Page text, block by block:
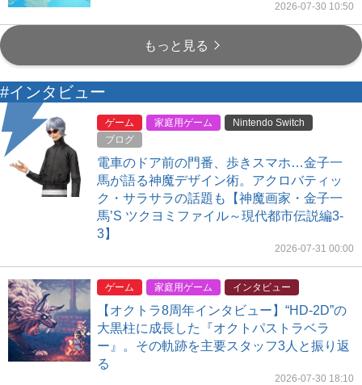
2026-07-30 10:50
もっと見る
#インタビュー
ゲーム 家庭用ゲーム
Nintendo Switch
ブログ
電車のドア前の門番、歩きスマホ…金子一
馬が語る神魔デザイン術。アクロバティッ
ク・サラサラの話題も【神魔画家・金子一
馬’S ツクヨミファイル～現代都市伝説編3-
3】
2026-07-31 00:00
ゲーム 家庭用ゲーム インタビュー
【オクトラ8周年インタビュー】“HD-2D”の
大黒柱に成長した『オクトパストラベラ
ー』。その軌跡を主要スタッフ3人と振り返
る
2026-07-30 18:10